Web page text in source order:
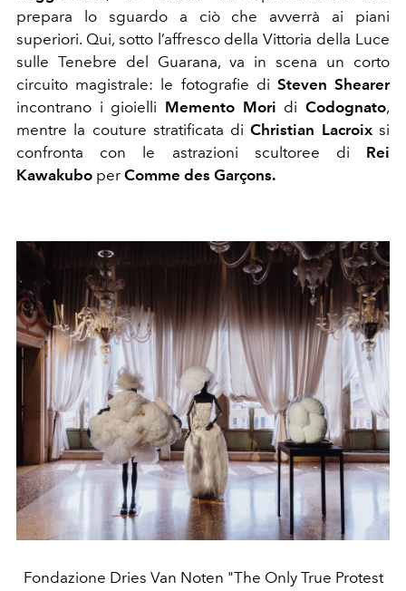
prepara lo sguardo a ciò che avverrà ai piani
superiori. Qui, sotto l’affresco della Vittoria della Luce
sulle Tenebre del Guarana, va in scena un corto
circuito magistrale: le fotografie di Steven Shearer
incontrano i gioielli Memento Mori diCodognato,
mentre la couture stratificata diChristian Lacroixsi
confronta con le astrazioni scultoree di Rei
Kawakubo per Comme des Garçons.
Fondazione Dries Van Noten "The Only True Protest